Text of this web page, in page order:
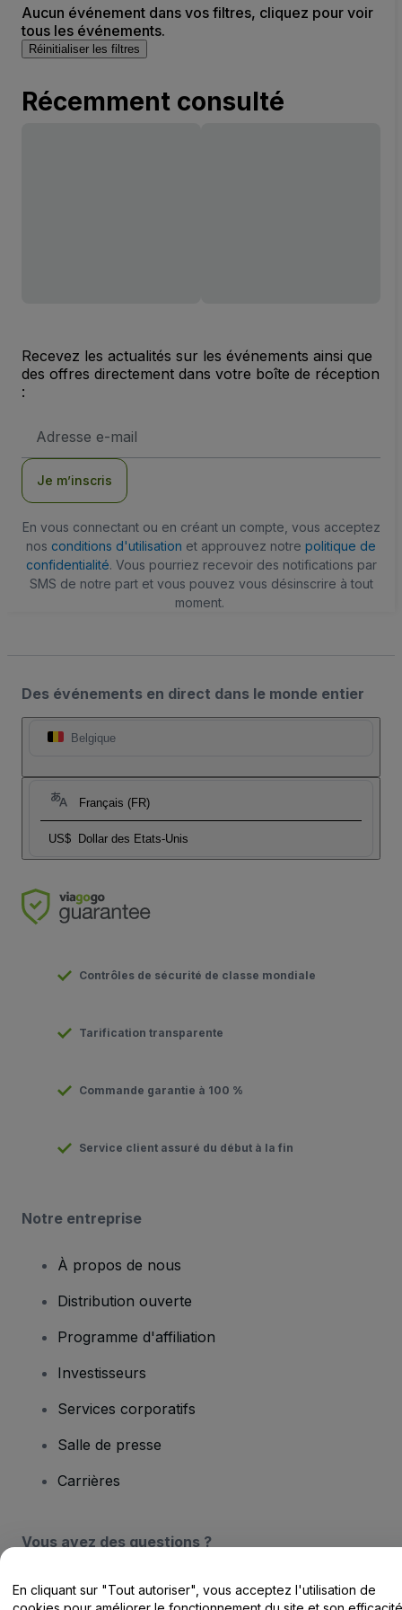
Aucun événement dans vos filtres, cliquez pour voir
tous les événements.
Réinitialiser les filtres
Récemment consulté
Recevez les actualités sur les événements ainsi que
des offres directement dans votre boîte de réception
:
e-
Je m’inscris
En vous connectant ou en créant un compte, vous acceptez
nos conditions d'utilisation et approuvez notre politique de
confidentialité. Vous pourriez recevoir des notifications par
SMS de notre part et vous pouvez vous désinscrire à tout
moment.
Des événements en direct dans le monde entier
Belgique
Français (FR)
US$ Dollar des Etats-Unis
Contrôles de sécurité de classe mondiale
Tarification transparente
Commande garantie à 100 %
Service client assuré du début à la fin
Notre entreprise
À propos de nous
Distribution ouverte
Programme d'affiliation
Investisseurs
Services corporatifs
Salle de presse
Carrières
Vous avez des questions ?
Centre d'assistance / Nous contacter
En cliquant sur "Tout autoriser", vous acceptez l'utilisation de